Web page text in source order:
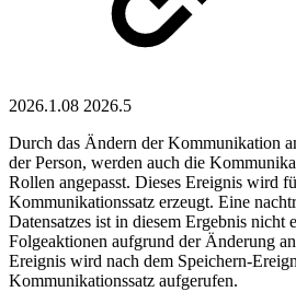
2026.1.08 2026.5
Durch das Ändern der Kommunikation
der Person, werden auch die
Rollen angepasst. Dieses Ereignis wird
Kommunikationssatz erzeugt. Eine
Datensatzes ist in diesem Ergebnis nicht
Folgeaktionen aufgrund der Änderung
Ereignis wird nach dem Speichern-
Kommunikationssatz aufgerufen.